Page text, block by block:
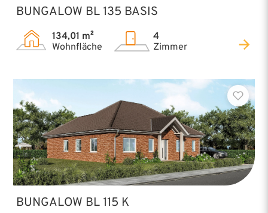
BUNGALOW BL 135 BASIS
134,01 m²
Wohnfläche
4
Zimmer
BUNGALOW BL 115 K